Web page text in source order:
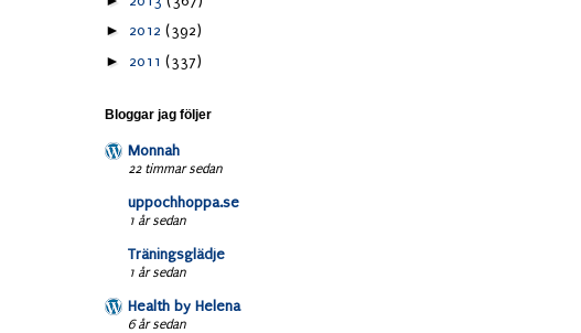
► 2012 (392)
► 2011 (337)
Bloggar jag följer
Monnah
22 timmar sedan
uppochhoppa.se
1 år sedan
Träningsglädje
1 år sedan
Health by Helena
6 år sedan